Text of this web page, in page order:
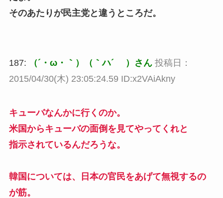
そのあたりが民主党と違うところだ。
187: （´・ω・｀）（｀ハ´ ）さん 投稿日：
2015/04/30(木) 23:05:24.59 ID:x2VAiAkny
キューバなんかに行くのか。
米国からキューバの面倒を見てやってくれと
指示されているんだろうな。
韓国については、日本の官民をあげて無視するの
が筋。